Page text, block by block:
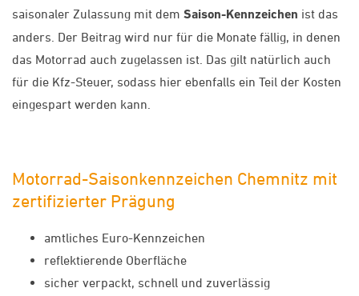
saisonaler Zulassung mit dem Saison-Kennzeichen ist das
anders. Der Beitrag wird nur für die Monate fällig, in denen
das Motorrad auch zugelassen ist. Das gilt natürlich auch
für die Kfz-Steuer, sodass hier ebenfalls ein Teil der Kosten
eingespart werden kann.
Motorrad-Saisonkennzeichen Chemnitz mit
zertifizierter Prägung
amtliches Euro-Kennzeichen
reflektierende Oberfläche
sicher verpackt, schnell und zuverlässig